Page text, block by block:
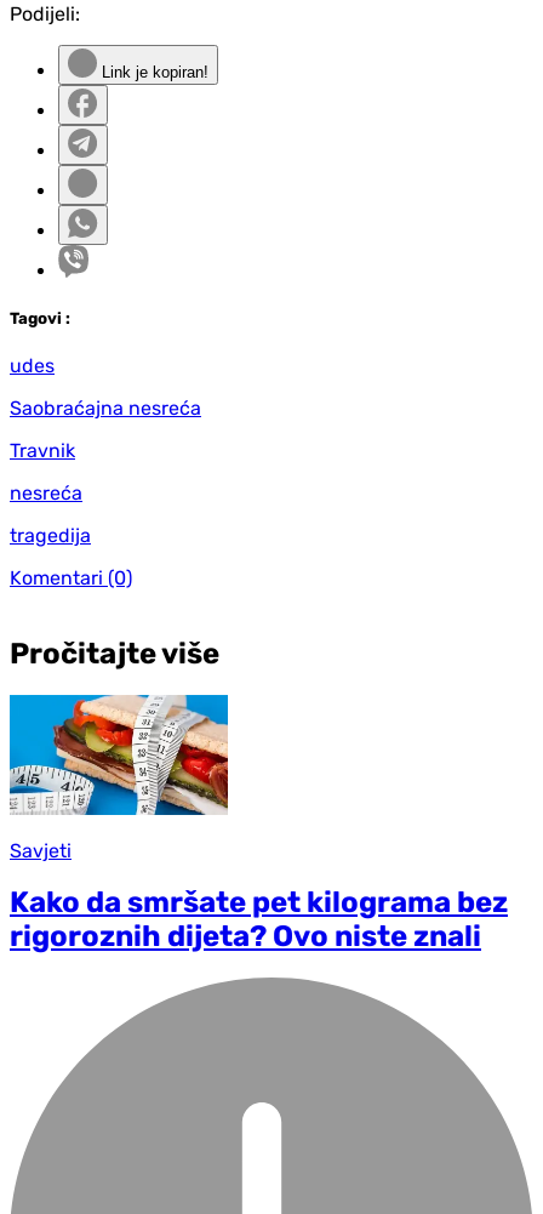
Podijeli:
Link je kopiran!
Tagovi :
udes
Saobraćajna nesreća
Travnik
nesreća
tragedija
Komentari (0)
Pročitajte više
Savjeti
Kako da smršate pet kilograma bez
rigoroznih dijeta? Ovo niste znali